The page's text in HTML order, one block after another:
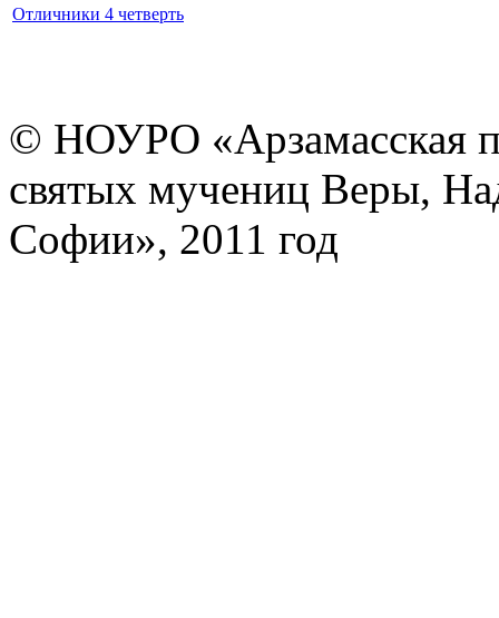
Отличники 4 четверть
© НОУРО «Арзамасская
святых мучениц Веры,
Софии», 2011 год